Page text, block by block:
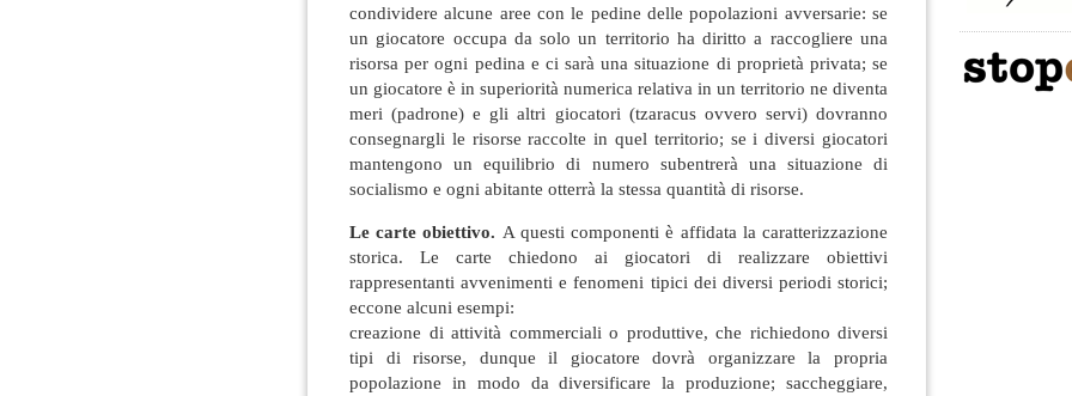
condividere alcune aree con le pedine delle popolazioni avversarie: se
un giocatore occupa da solo un territorio ha diritto a raccogliere una
risorsa per ogni pedina e ci sarà una situazione di proprietà privata; se
un giocatore è in superiorità numerica relativa in un territorio ne diventa
meri (padrone) e gli altri giocatori (tzaracus ovvero servi) dovranno
consegnargli le risorse raccolte in quel territorio; se i diversi giocatori
mantengono un equilibrio di numero subentrerà una situazione di
socialismo e ogni abitante otterrà la stessa quantità di risorse.
Le carte obiettivo. A questi componenti è affidata la caratterizzazione
storica. Le carte chiedono ai giocatori di realizzare obiettivi
rappresentanti avvenimenti e fenomeni tipici dei diversi periodi storici;
eccone alcuni esempi:
creazione di attività commerciali o produttive, che richiedono diversi
tipi di risorse, dunque il giocatore dovrà organizzare la propria
popolazione in modo da diversificare la produzione; saccheggiare,